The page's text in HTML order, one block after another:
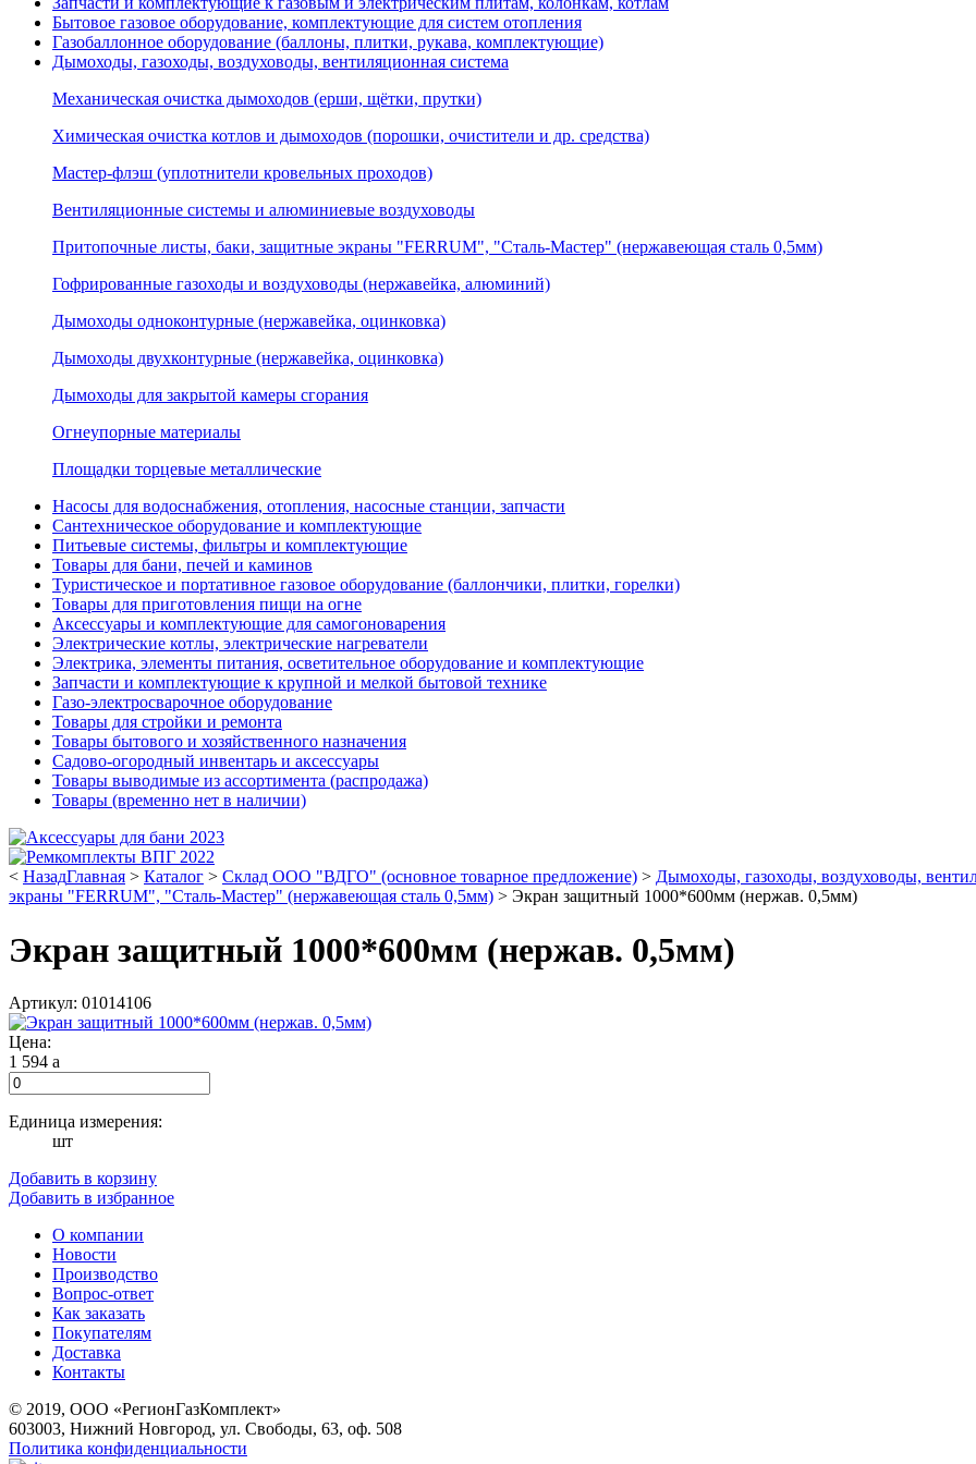
Бытовое газовое оборудование, комплектующие для систем отопления
Газобаллонное оборудование (баллоны, плитки, рукава, комплектующие)
Дымоходы, газоходы, воздуховоды, вентиляционная система
Механическая очистка дымоходов (ерши, щётки, прутки)
Химическая очистка котлов и дымоходов (порошки, очистители и др. средства)
Мастер-флэш (уплотнители кровельных проходов)
Вентиляционные системы и алюминиевые воздуховоды
Притопочные листы, баки, защитные экраны "FERRUM", "Сталь-Мастер" (нержавеющая сталь 0,5мм)
Гофрированные газоходы и воздуховоды (нержавейка, алюминий)
Дымоходы одноконтурные (нержавейка, оцинковка)
Дымоходы двухконтурные (нержавейка, оцинковка)
Дымоходы для закрытой камеры сгорания
Огнеупорные материалы
Площадки торцевые металлические
Насосы для водоснабжения, отопления, насосные станции, запчасти
Сантехническое оборудование и комплектующие
Питьевые системы, фильтры и комплектующие
Товары для бани, печей и каминов
Туристическое и портативное газовое оборудование (баллончики, плитки, горелки)
Товары для приготовления пищи на огне
Аксессуары и комплектующие для самогоноварения
Электрические котлы, электрические нагреватели
Электрика, элементы питания, осветительное оборудование и комплектующие
Запчасти и комплектующие к крупной и мелкой бытовой технике
Газо-электросварочное оборудование
Товары для стройки и ремонта
Товары бытового и хозяйственного назначения
Садово-огородный инвентарь и аксессуары
Товары выводимые из ассортимента (распродажа)
Товары (временно нет в наличии)
< НазадГлавная > Каталог > Склад ООО "ВДГО" (основное товарное предложение) > Дымоходы, газоходы, воздуховоды,
экраны "FERRUM", "Сталь-Мастер" (нержавеющая сталь 0,5мм) > Экран защитный 1000*600мм (нержав. 0,5мм)
Экран защитный 1000*600мм (нержав. 0,5мм)
Артикул: 01014106
Цена:
1 594 a
Единица измерения:
шт
Добавить в корзину
Добавить в избранное
О компании
Новости
Производство
Вопрос-ответ
Как заказать
Покупателям
Доставка
Контакты
© 2019, ООО «РегионГазКомплект»
603003, Нижний Новгород, ул. Свободы, 63, оф. 508
Политика конфиденциальности